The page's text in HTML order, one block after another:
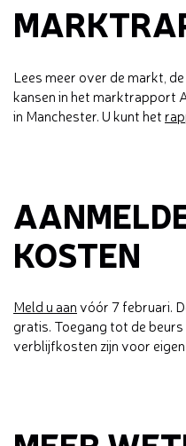
Lees meer over de markt,
kansen in het marktrapport
in Manchester. U kunt het
KOSTEN
Meld u aan vóór 7 februari.
gratis. Toegang tot de
verblijfkosten zijn voor